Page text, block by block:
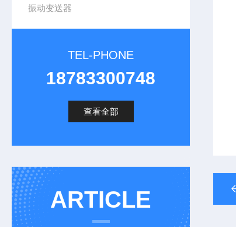
振动变送器
TEL-PHONE
18783300748
查看全部
ARTICLE